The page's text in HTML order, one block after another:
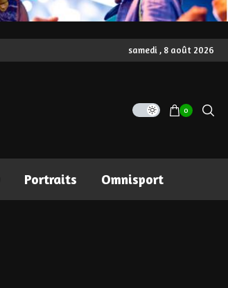
samedi , 8 août 2026
0
Portraits Omnisport